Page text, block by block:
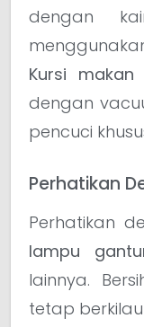
dengan
Kursi makan
dengan
pencuci
Perhatikan
Perhatikan
lampu
lainnya.
tetap